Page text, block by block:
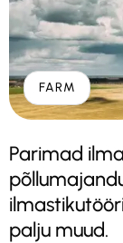
FARM
Parimad
palju muud.